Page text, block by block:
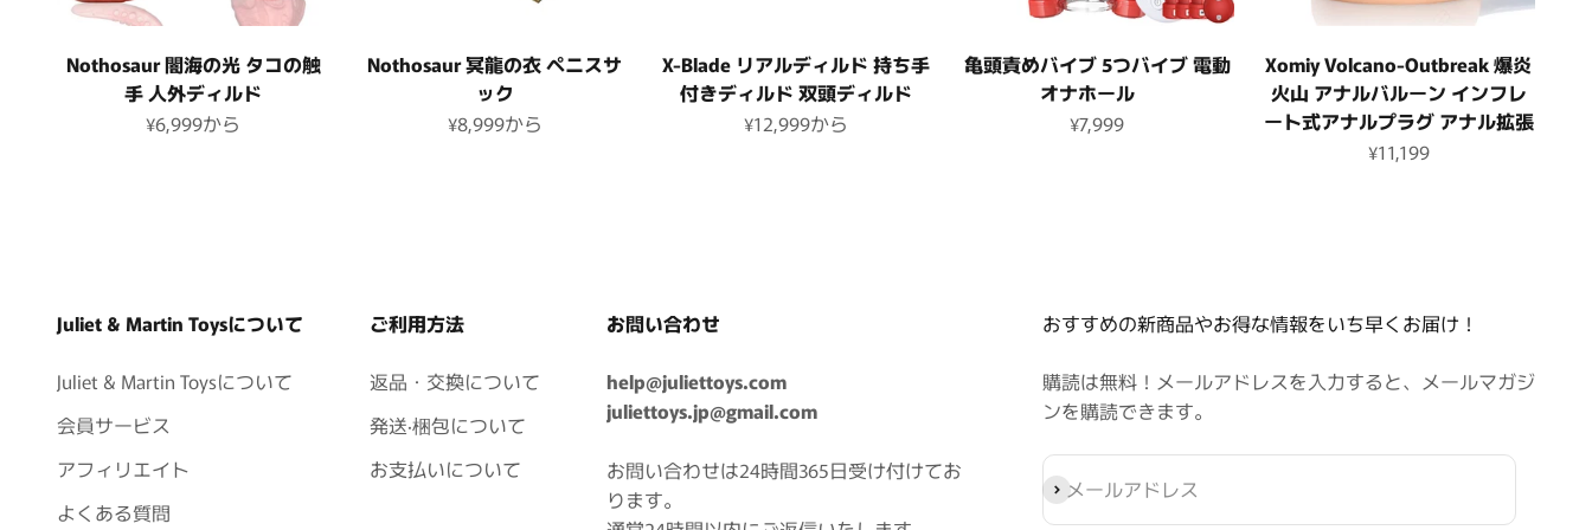
Nothosaur 闇海の光 タコの触
手 人外ディルド
セール価格
¥6,999から
Nothosaur 冥龍の衣 ペニスサ
ック
セール価格
¥8,999から
X-Blade リアルディルド 持ち手
付きディルド 双頭ディルド
セール価格
¥12,999から
亀頭責めバイブ 5つバイブ 電動
オナホール
セール価格
¥7,999
Xomiy Volcano-Outbreak 爆炎
火山 アナルバルーン インフレ
ート式アナルプラグ アナル拡張
セール価格
¥11,199
Juliet & Martin Toysについて
Juliet & Martin Toysについて
会員サービス
アフィリエイト
よくある質問
ご利用方法
返品・交換について
発送·梱包について
お支払いについて
お問い合わせ
help@juliettoys.com
juliettoys.jp@gmail.com
お問い合わせは24時間365日受け付けてお
ります。
おすすめの新商品やお得な情報をいち早くお届け！
購読は無料！メールアドレスを入力すると、メールマガジ
ンを購読できます。
メールアドレス
登録